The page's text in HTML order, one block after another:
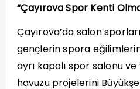
“Çayırova Spor Kenti
Çayırova’da salon
gençlerin spora
ayrı kapalı spor salonu
havuzu projelerini